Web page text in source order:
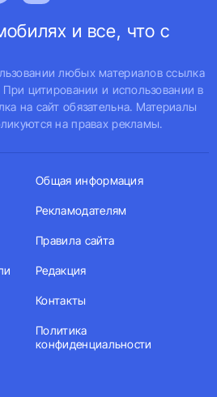
и все, что с
любых материалов ссылка
цитировании и использовании в
на сайт обязательна. Материалы
на правах рекламы.
Общая информация
Рекламодателям
Правила сайта
Редакция
Контакты
Политика
конфиденциальности